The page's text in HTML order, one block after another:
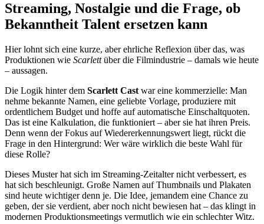
Streaming, Nostalgie und die Frage, ob
Bekanntheit Talent ersetzen kann
Hier lohnt sich eine kurze, aber ehrliche Reflexion über das, was
Produktionen wie Scarlettüber die Filmindustrie – damals wie heute
– aussagen.
Die Logik hinter dem Scarlett Cast war eine kommerzielle: Man
nehme bekannte Namen, eine geliebte Vorlage, produziere mit
ordentlichem Budget und hoffe auf automatische Einschaltquoten.
Das ist eine Kalkulation, die funktioniert – aber sie hat ihren Preis.
Denn wenn der Fokus auf Wiedererkennungswert liegt, rückt die
Frage in den Hintergrund: Wer wäre wirklich die beste Wahl für
diese Rolle?
Dieses Muster hat sich im Streaming-Zeitalter nicht verbessert, es
hat sich beschleunigt. Große Namen auf Thumbnails und Plakaten
sind heute wichtiger denn je. Die Idee, jemandem eine Chance zu
geben, der sie verdient, aber noch nicht bewiesen hat – das klingt in
modernen Produktionsmeetings vermutlich wie ein schlechter Witz.